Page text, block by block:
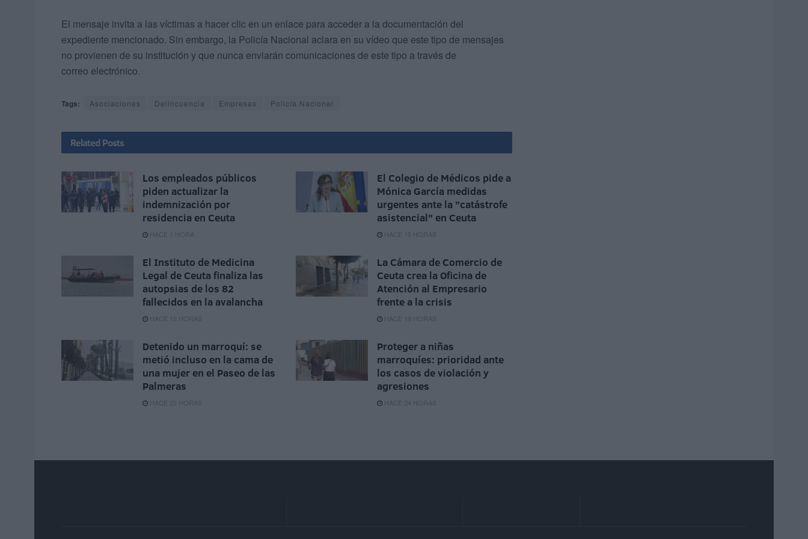
El mensaje invita a las víctimas a hacer clic en un enlace para acceder a la documentación del
expediente mencionado. Sin embargo, la Policía Nacional aclara en su vídeo que este tipo de mensajes
no provienen de su institución y que nunca enviarán comunicaciones de este tipo a través de
correo electrónico.
Tags: Asociaciones Delincuencia Empresas Policía Nacional
Related Posts
Los empleados públicos
piden actualizar la
indemnización por
residencia en Ceuta
HACE 1 HORA
El Colegio de Médicos pide a
Mónica García medidas
urgentes ante la "catástrofe
asistencial" en Ceuta
HACE 15 HORAS
El Instituto de Medicina
Legal de Ceuta finaliza las
autopsias de los 82
fallecidos en la avalancha
HACE 16 HORAS
La Cámara de Comercio de
Ceuta crea la Oficina de
Atención al Empresario
frente a la crisis
HACE 19 HORAS
Detenido un marroquí: se
metió incluso en la cama de
una mujer en el Paseo de las
Palmeras
HACE 23 HORAS
Proteger a niñas
marroquíes: prioridad ante
los casos de violación y
agresiones
HACE 24 HORAS